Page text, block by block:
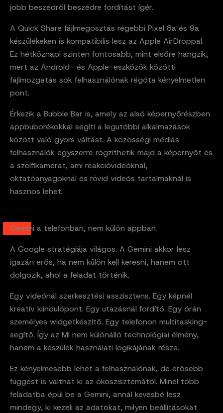
jobb beszédről beszédre fordítást ígér.
A Quick Share fájlmegosztás régebbi Pixel 8a és 9a
készülékeken is kompatibilis lesz az Apple AirDroppal.
Ez hétköznapi szinten fontosabb, mint elsőre hangzik,
mert az Android- és Apple-eszközök közötti
fájlmozgatás sok felhasználónak régóta kényelmetlen
pont.
Érkezik a Bubble Bar is, amely az alsó képernyőrészben
appbuborékokkal segíti a legutóbbi alkalmazások
között való gyors váltást. A közösségi médiás
felhasználók egyszerre rögzíthetik majd a képernyőt és
a szelfikamerát, ami reakcióvideóknál,
oktatóanyagoknál és rövid videós tartalmaknál is
hasznos lehet.
Gemini a telefonban, nem külön appban
A Google stratégiája világos. A Gemini akkor lesz
igazán erős, ha nem külön kell keresni, hanem ott
dolgozik, ahol a feladat történik.
Egy videónál szerkesztési asszisztens. Egy képnél
kreatív kiindulópont. Egy utazásnál fordító. Egy órán
személyes widgetkészítő. Egy telefonon multitasking-
segítő. Így az MI nem különálló technológiai élmény,
hanem a készülék használati logikájának része.
Ez kényelmesebb lehet a felhasználónak, de erősebb
függést is válthat ki az ökoszisztémától. Minél több
feladatba épül be a Gemini, annál kevésbé lesz
mindegy, ki kezeli az adatokat, milyen beállításokat